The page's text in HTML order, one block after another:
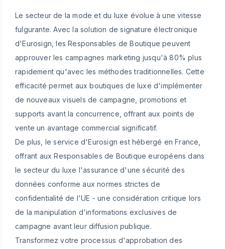
Le secteur de la mode et du luxe évolue à une vitesse
fulgurante. Avec la solution de signature électronique
d'Eurosign, les Responsables de Boutique peuvent
approuver les campagnes marketing jusqu'à 80% plus
rapidement qu'avec les méthodes traditionnelles. Cette
efficacité permet aux boutiques de luxe d'implémenter
de nouveaux visuels de campagne, promotions et
supports avant la concurrence, offrant aux points de
vente un avantage commercial significatif.
De plus, le service d'Eurosign est hébergé en France,
offrant aux Responsables de Boutique européens dans
le secteur du luxe l'assurance d'une sécurité des
données conforme aux normes strictes de
confidentialité de l'UE - une considération critique lors
de la manipulation d'informations exclusives de
campagne avant leur diffusion publique.
Transformez votre processus d'approbation des